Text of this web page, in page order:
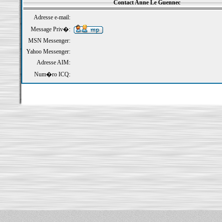
Contact Anne Le Guennec
Adresse e-mail:
Message Priv�:
MSN Messenger:
Yahoo Messenger:
Adresse AIM:
Num�ro ICQ: